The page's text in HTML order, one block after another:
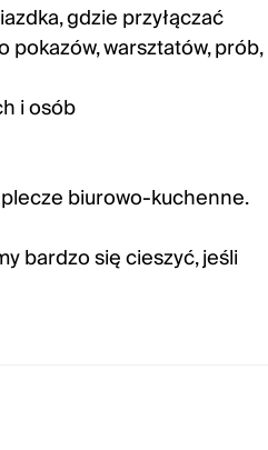
gdzie przyłączać
pokazów, warsztatów, prób,
i osób
biurowo-kuchenne.
bardzo się cieszyć, jeśli